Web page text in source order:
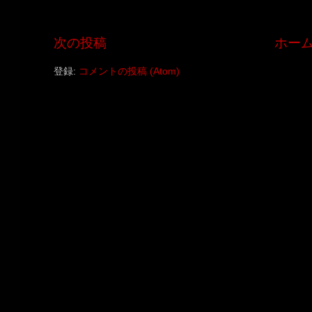
次の投稿 ホー
登録: コメントの投稿 (Atom)